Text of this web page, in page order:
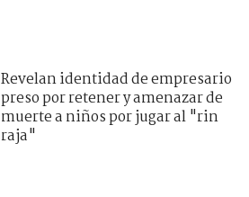
Revelan identidad de empresario
preso por retener y amenazar de
muerte a niños por jugar al "rin
raja"